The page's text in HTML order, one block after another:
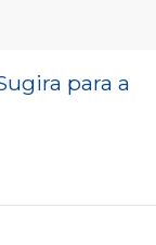
para a